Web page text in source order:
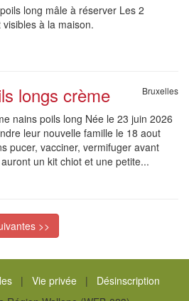
long mâle à réserver Les 2
à la maison.
longs crème Bruxelles
nains poils long Née le 23 juin 2026
leur nouvelle famille le 18 aout
pucer, vacciner, vermifuger avant
un kit chiot et une petite...
>>
| Vie privée| Désinscription